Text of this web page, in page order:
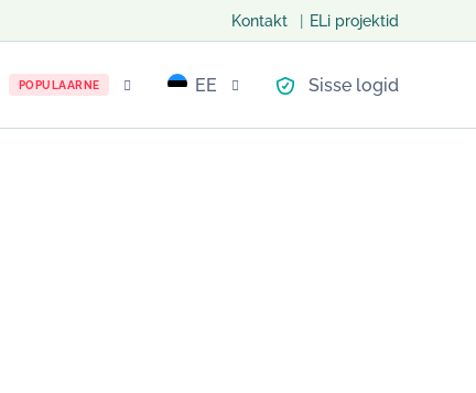
Kontakt ELi projektid
POPULAARNE EE Sisse logid